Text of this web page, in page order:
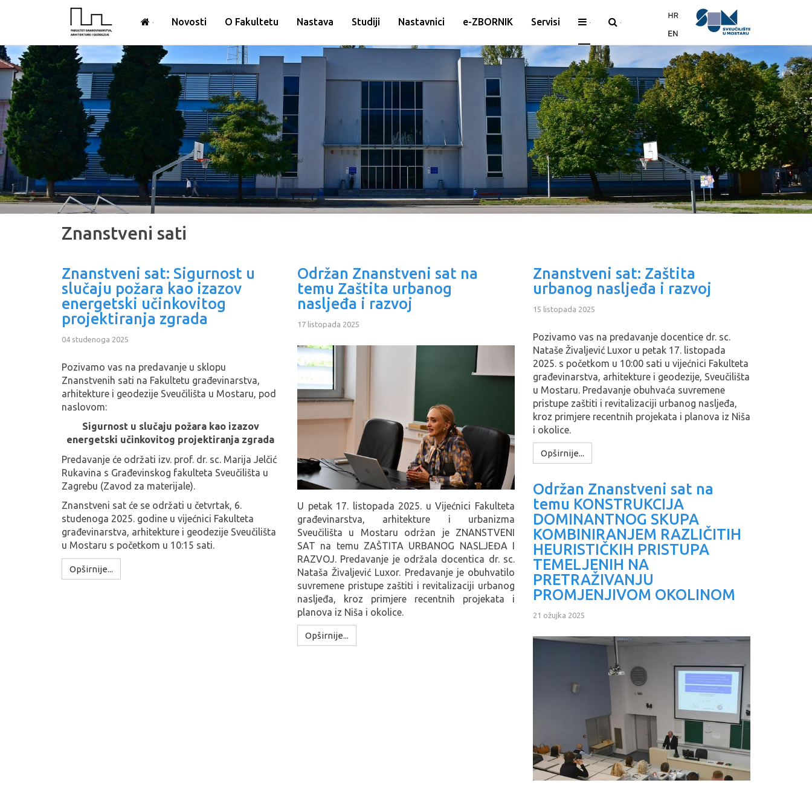
Novosti O Fakultetu Nastava Studiji Nastavnici e-ZBORNIK Servisi
Znanstveni sati
Znanstveni sat: Sigurnost u
slučaju požara kao izazov
energetski učinkovitog
projektiranja zgrada
04 studenoga 2025
Pozivamo vas na predavanje u sklopu
Znanstvenih sati na Fakultetu građevinarstva,
arhitekture i geodezije Sveučilišta u Mostaru, pod
naslovom:
Sigurnost u slučaju požara kao izazov
energetski učinkovitog projektiranja zgrada
Predavanje će održati izv. prof. dr. sc. Marija Jelčić
Rukavina s Građevinskog fakulteta Sveučilišta u
Zagrebu (Zavod za materijale).
Znanstveni sat će se održati u četvrtak, 6.
studenoga 2025. godine u vijećnici Fakulteta
građevinarstva, arhitekture i geodezije Sveučilišta
u Mostaru s početkom u 10:15 sati.
Opširnije...
Održan Znanstveni sat na
temu Zaštita urbanog
nasljeđa i razvoj
17 listopada 2025
U petak 17. listopada 2025. u Vijećnici Fakulteta
građevinarstva, arhitekture i urbanizma
Sveučilišta u Mostaru održan je ZNANSTVENI
SAT na temu ZAŠTITA URBANOG NASLJEĐA I
RAZVOJ. Predavanje je održala docentica dr. sc.
Nataša Živaljević Luxor. Predavanje je obuhvatilo
suvremene pristupe zaštiti i revitalizaciji urbanog
nasljeđa, kroz primjere recentnih projekata i
planova iz Niša i okolice.
Opširnije...
Znanstveni sat: Zaštita
urbanog nasljeđa i razvoj
15 listopada 2025
Pozivamo vas na predavanje docentice dr. sc.
Nataše Živaljević Luxor u petak 17. listopada
2025. s početkom u 10:00 sati u vijećnici Fakulteta
građevinarstva, arhitekture i geodezije, Sveučilišta
u Mostaru. Predavanje obuhvaća suvremene
pristupe zaštiti i revitalizaciji urbanog nasljeđa,
kroz primjere recentnih projekata i planova iz Niša
i okolice.
Opširnije...
Održan Znanstveni sat na
temu KONSTRUKCIJA
DOMINANTNOG SKUPA
KOMBINIRANJEM RAZLIČITIH
HEURISTIČKIH PRISTUPA
TEMELJENIH NA
PRETRAŽIVANJU
PROMJENJIVOM OKOLINOM
21 ožujka 2025